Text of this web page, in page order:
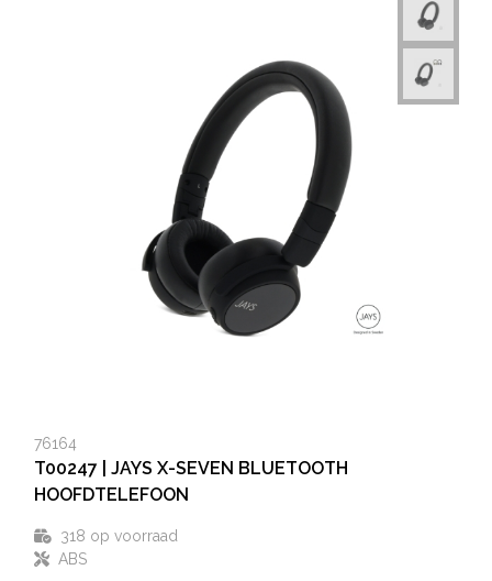
76164
T00247 | JAYS X-SEVEN BLUETOOTH
HOOFDTELEFOON
318 op voorraad
ABS